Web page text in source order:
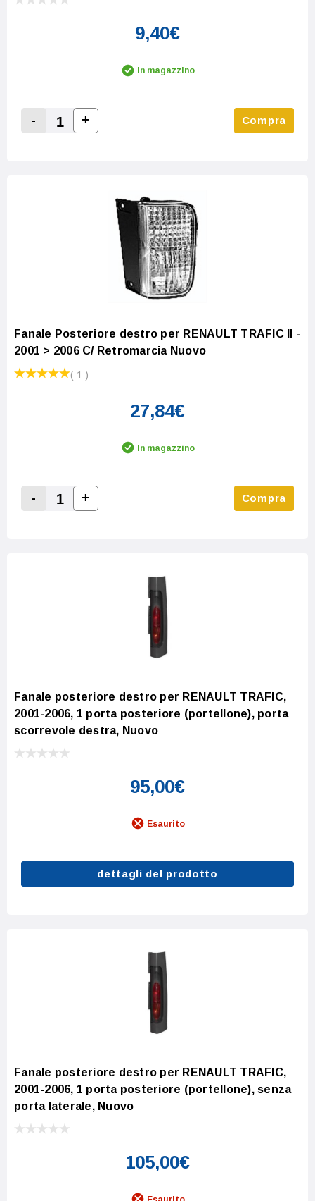
9,40€
In magazzino
Decrease Quantity:
-
Increase Quantity:
+ Compra
Fanale Posteriore destro per RENAULT TRAFIC II -
2001 > 2006 C/ Retromarcia Nuovo
( 1 )
27,84€
In magazzino
Decrease Quantity:
-
Increase Quantity:
+ Compra
Fanale posteriore destro per RENAULT TRAFIC,
2001-2006, 1 porta posteriore (portellone), porta
scorrevole destra, Nuovo
95,00€
Esaurito
dettagli del prodotto
Fanale posteriore destro per RENAULT TRAFIC,
2001-2006, 1 porta posteriore (portellone), senza
porta laterale, Nuovo
105,00€